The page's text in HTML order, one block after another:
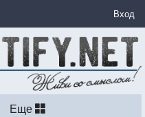
Вход
Еще